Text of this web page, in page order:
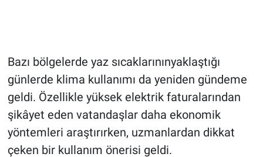
Bazı bölgelerde yaz sıcaklarınınyaklaştığı
günlerde klima kullanımı da yeniden gündeme
geldi. Özellikle yüksek elektrik faturalarından
şikâyet eden vatandaşlar daha ekonomik
yöntemleri araştırırken, uzmanlardan dikkat
çeken bir kullanım önerisi geldi.